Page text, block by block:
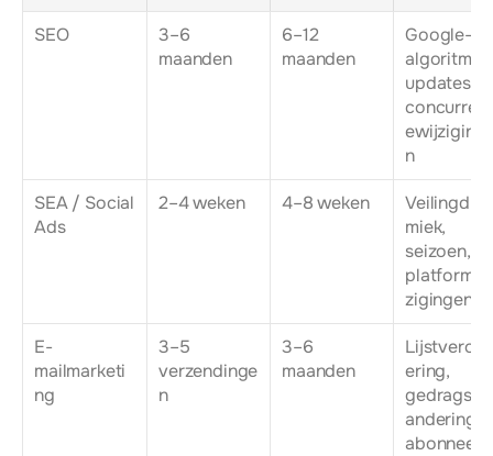
SEO
3–6
maanden
6–12
maanden
Google-
algoritme-
updates,
n
SEA / Social
Ads
2–4 weken 4–8 weken
miek,
seizoen,
zigingen
E-
mailmarketi
ng
3–5
verzendinge
n
3–6
maanden
ering,
andering
abonnees